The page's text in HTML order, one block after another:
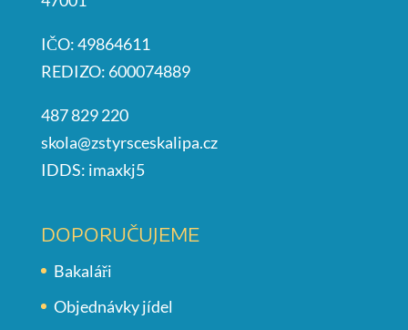
IČO: 49864611
REDIZO: 600074889
487 829 220
skola@zstyrsceskalipa.cz
IDDS: imaxkj5
DOPORUČUJEME
Bakaláři
Objednávky jídel